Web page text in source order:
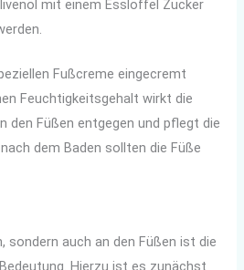
mit einem Esslöffel Zucker
Fußcreme eingecremt
Feuchtigkeitsgehalt wirkt die
den Füßen entgegen und pflegt die
dem Baden sollten die Füße
sondern auch an den Füßen ist die
Hierzu ist es zunächst